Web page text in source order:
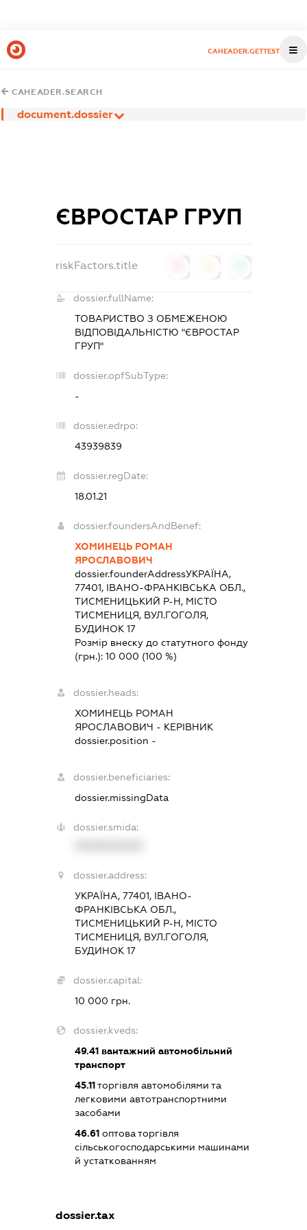
CAHEADER.GETTEST
CAHEADER.SEARCH
document.dossier
ЄВРОСТАР ГРУП
riskFactors.title
dossier.fullName:
ТОВАРИСТВО З ОБМЕЖЕНОЮ
ВІДПОВІДАЛЬНІСТЮ "ЄВРОСТАР
ГРУП"
dossier.opfSubType:
-
dossier.edrpo:
43939839
dossier.regDate:
18.01.21
dossier.foundersAndBenef:
ХОМИНЕЦЬ РОМАН
ЯРОСЛАВОВИЧ
dossier.founderAddressУКРАЇНА,
77401, ІВАНО-ФРАНКІВСЬКА ОБЛ.,
ТИСМЕНИЦЬКИЙ Р-Н, МІСТО
ТИСМЕНИЦЯ, ВУЛ.ГОГОЛЯ,
БУДИНОК 17
Розмір внеску до статутного фонду
(грн.): 10 000 (100 %)
dossier.heads:
ХОМИНЕЦЬ РОМАН
ЯРОСЛАВОВИЧ - КЕРІВНИК
dossier.position -
dossier.beneficiaries:
dossier.missingData
dossier.smida:
dossier.address:
УКРАЇНА, 77401, ІВАНО-
ФРАНКІВСЬКА ОБЛ.,
ТИСМЕНИЦЬКИЙ Р-Н, МІСТО
ТИСМЕНИЦЯ, ВУЛ.ГОГОЛЯ,
БУДИНОК 17
dossier.capital:
10 000 грн.
dossier.kveds:
49.41вантажний автомобільний
транспорт
45.11торгівля автомобілями та
легковими автотранспортними
засобами
46.61оптова торгівля
сільськогосподарськими машинами
й устаткованням
dossier.tax